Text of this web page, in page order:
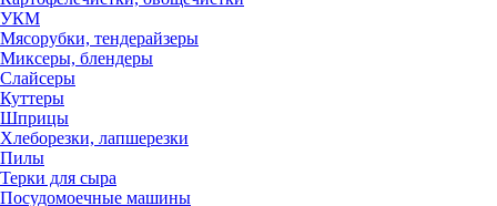
УКМ
Мясорубки, тендерайзеры
Миксеры, блендеры
Слайсеры
Куттеры
Шприцы
Хлеборезки, лапшерезки
Пилы
Терки для сыра
Посудомоечные машины